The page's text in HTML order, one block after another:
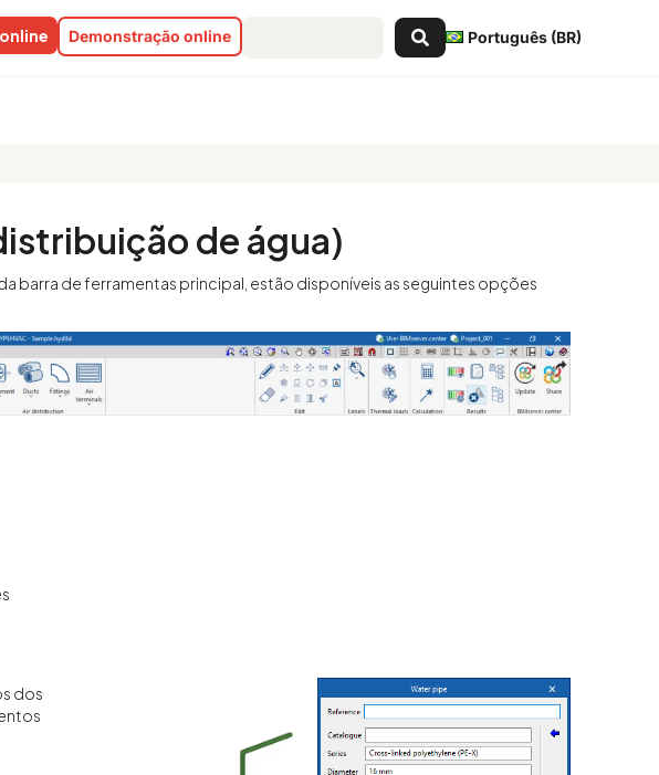
Português (BR)
Pesquisar
...
Demonstração online
de água)
barra de ferramentas principal, estão disponíveis as seguintes opções
dos